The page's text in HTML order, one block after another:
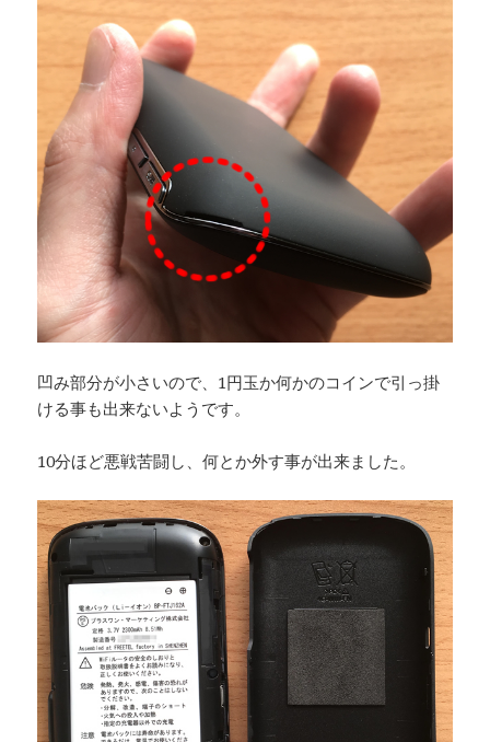
凹み部分が小さいので、1円玉か何かのコインで引っ掛
ける事も出来ないようです。
10分ほど悪戦苦闘し、何とか外す事が出来ました。